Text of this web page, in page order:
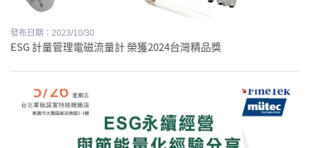
發布日期：2023/10/30
ESG 計量管理電磁流量計 榮獲2024台灣精品獎